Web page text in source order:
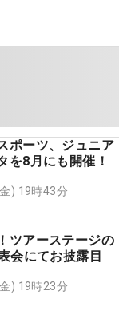
ポーツ、ジュニア
を8月にも開催！
) 19時43分
ツアーステージの
会にてお披露目
) 19時23分